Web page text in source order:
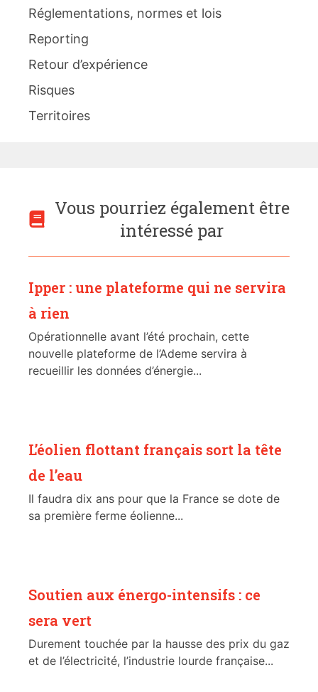
Réglementations, normes et lois
Reporting
Retour d’expérience
Risques
Territoires
Vous pourriez également être
intéressé par
Ipper : une plateforme qui ne servira
à rien
Opérationnelle avant l’été prochain, cette
nouvelle plateforme de l’Ademe servira à
recueillir les données d’énergie...
L’éolien flottant français sort la tête
de l’eau
Il faudra dix ans pour que la France se dote de
sa première ferme éolienne...
Soutien aux énergo-intensifs : ce
sera vert
Durement touchée par la hausse des prix du gaz
et de l’électricité, l’industrie lourde française...